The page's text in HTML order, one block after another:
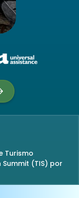
Turismo
(TIS) por